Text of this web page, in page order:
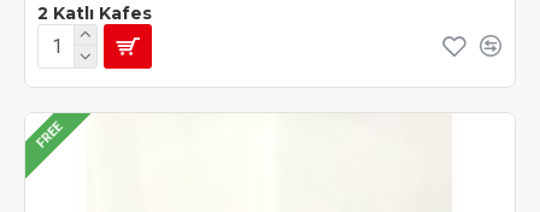
2 Katlı Kafes
FREE